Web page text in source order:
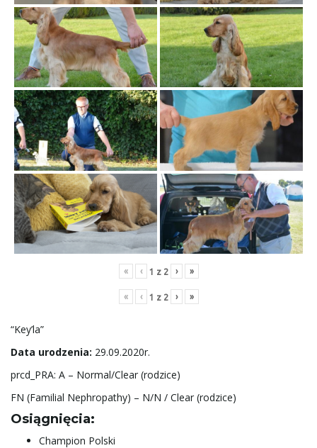
« ‹ 1 z 2 › »
« ‹ 1 z 2 › »
“Key’la”
Data urodzenia: 29.09.2020r.
prcd_PRA: A – Normal/Clear (rodzice)
FN (Familial Nephropathy) – N/N / Clear (rodzice)
Osiągnięcia:
Champion Polski